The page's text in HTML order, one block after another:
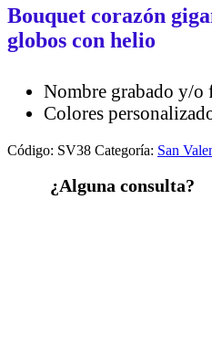
Bouquet corazón
globos con helio
Nombre grabado y/o
Colores
Código: SV38 Categoría: San
¿Alguna consulta?